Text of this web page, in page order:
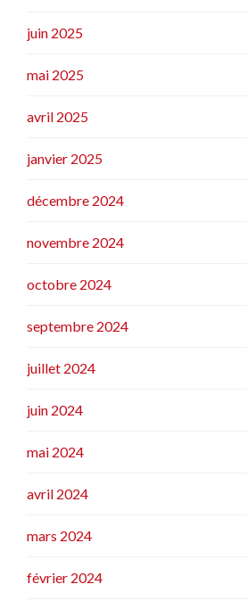
juin 2025
mai 2025
avril 2025
janvier 2025
décembre 2024
novembre 2024
octobre 2024
septembre 2024
juillet 2024
juin 2024
mai 2024
avril 2024
mars 2024
février 2024